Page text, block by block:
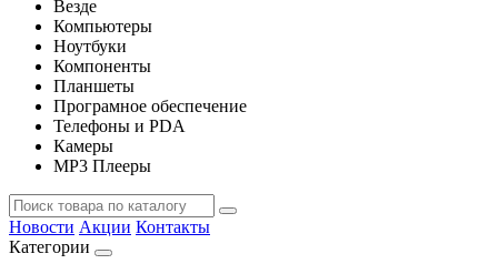
Везде
Компьютеры
Ноутбуки
Компоненты
Планшеты
Програмное обеспечение
Телефоны и PDA
Камеры
MP3 Плееры
Новости Акции Контакты
Категории